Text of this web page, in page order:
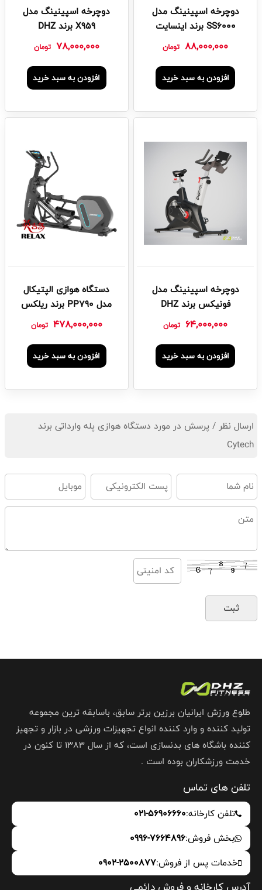
دوچرخه اسپینینگ مدل
SS6000 برند اینسایت
88,000,000 تومان
افزودن به سبد خرید
دوچرخه اسپینینگ مدل
X959 برند DHZ
78,000,000 تومان
افزودن به سبد خرید
دوچرخه اسپینینگ مدل
فونیکس برند DHZ
64,000,000 تومان
افزودن به سبد خرید
دستگاه هوازی الپتیکال
مدل PP790 برند ریلکس
478,000,000 تومان
افزودن به سبد خرید
ارسال نظر / پرسش در مورد دستگاه هوازی پله وارداتی برند
Cytech
طلوع ورزش ایرانیان برزین برتر سابق، باسابقه ترین مجموعه
تولید کننده و وارد کننده انواع تجهیزات ورزشی در بازار و تجهیز
کننده باشگاه های بدنسازی است، که از سال 1383 تا کنون در
خدمت ورزشکاران بوده است .
تلفن های تماس
تلفن کارخانه:021-56906660
بخش فروش:0996-7664896
خدمات پس از فروش:0902-2500877